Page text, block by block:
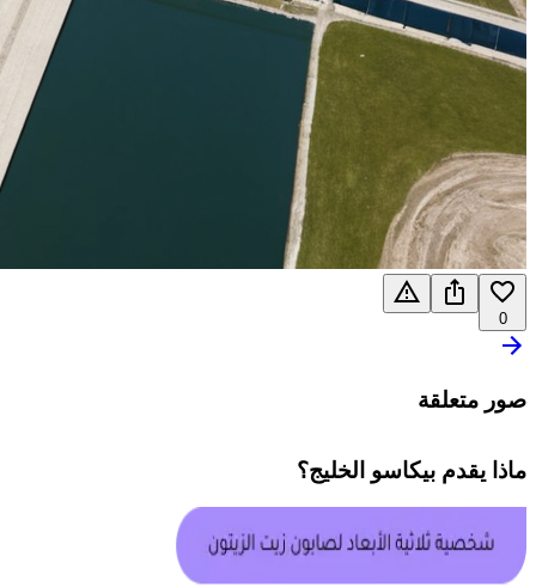
0
صور متعلقة
ماذا يقدم بيكاسو الخليج؟